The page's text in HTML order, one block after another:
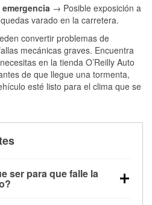
→ Posible exposición a
varado en la carretera.
convertir problemas de
mecánicas graves. Encuentra
en la tienda O’Reilly Auto
de que llegue una tormenta,
esté listo para el clima que se
ser para que falle la